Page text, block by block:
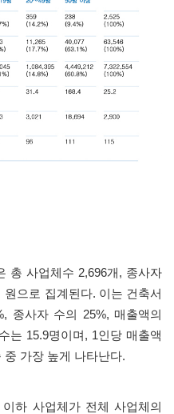
총 사업체수 2,696개 , 종사자
원으로 집계된다. 이는 건축서
종사자 수의 25%, 매출액의
는 15.9명이며 , 1인당 매출액
중 가장 높게 나타난다.
이하 사업체가 전체 사업체의